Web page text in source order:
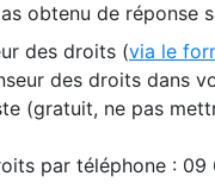
obtenu de réponse
des droits (via le
des droits dans
(gratuit, ne pas
par téléphone :